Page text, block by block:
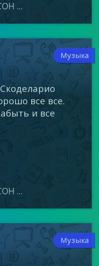
...
Музыка
все все.
и все
...
Музыка